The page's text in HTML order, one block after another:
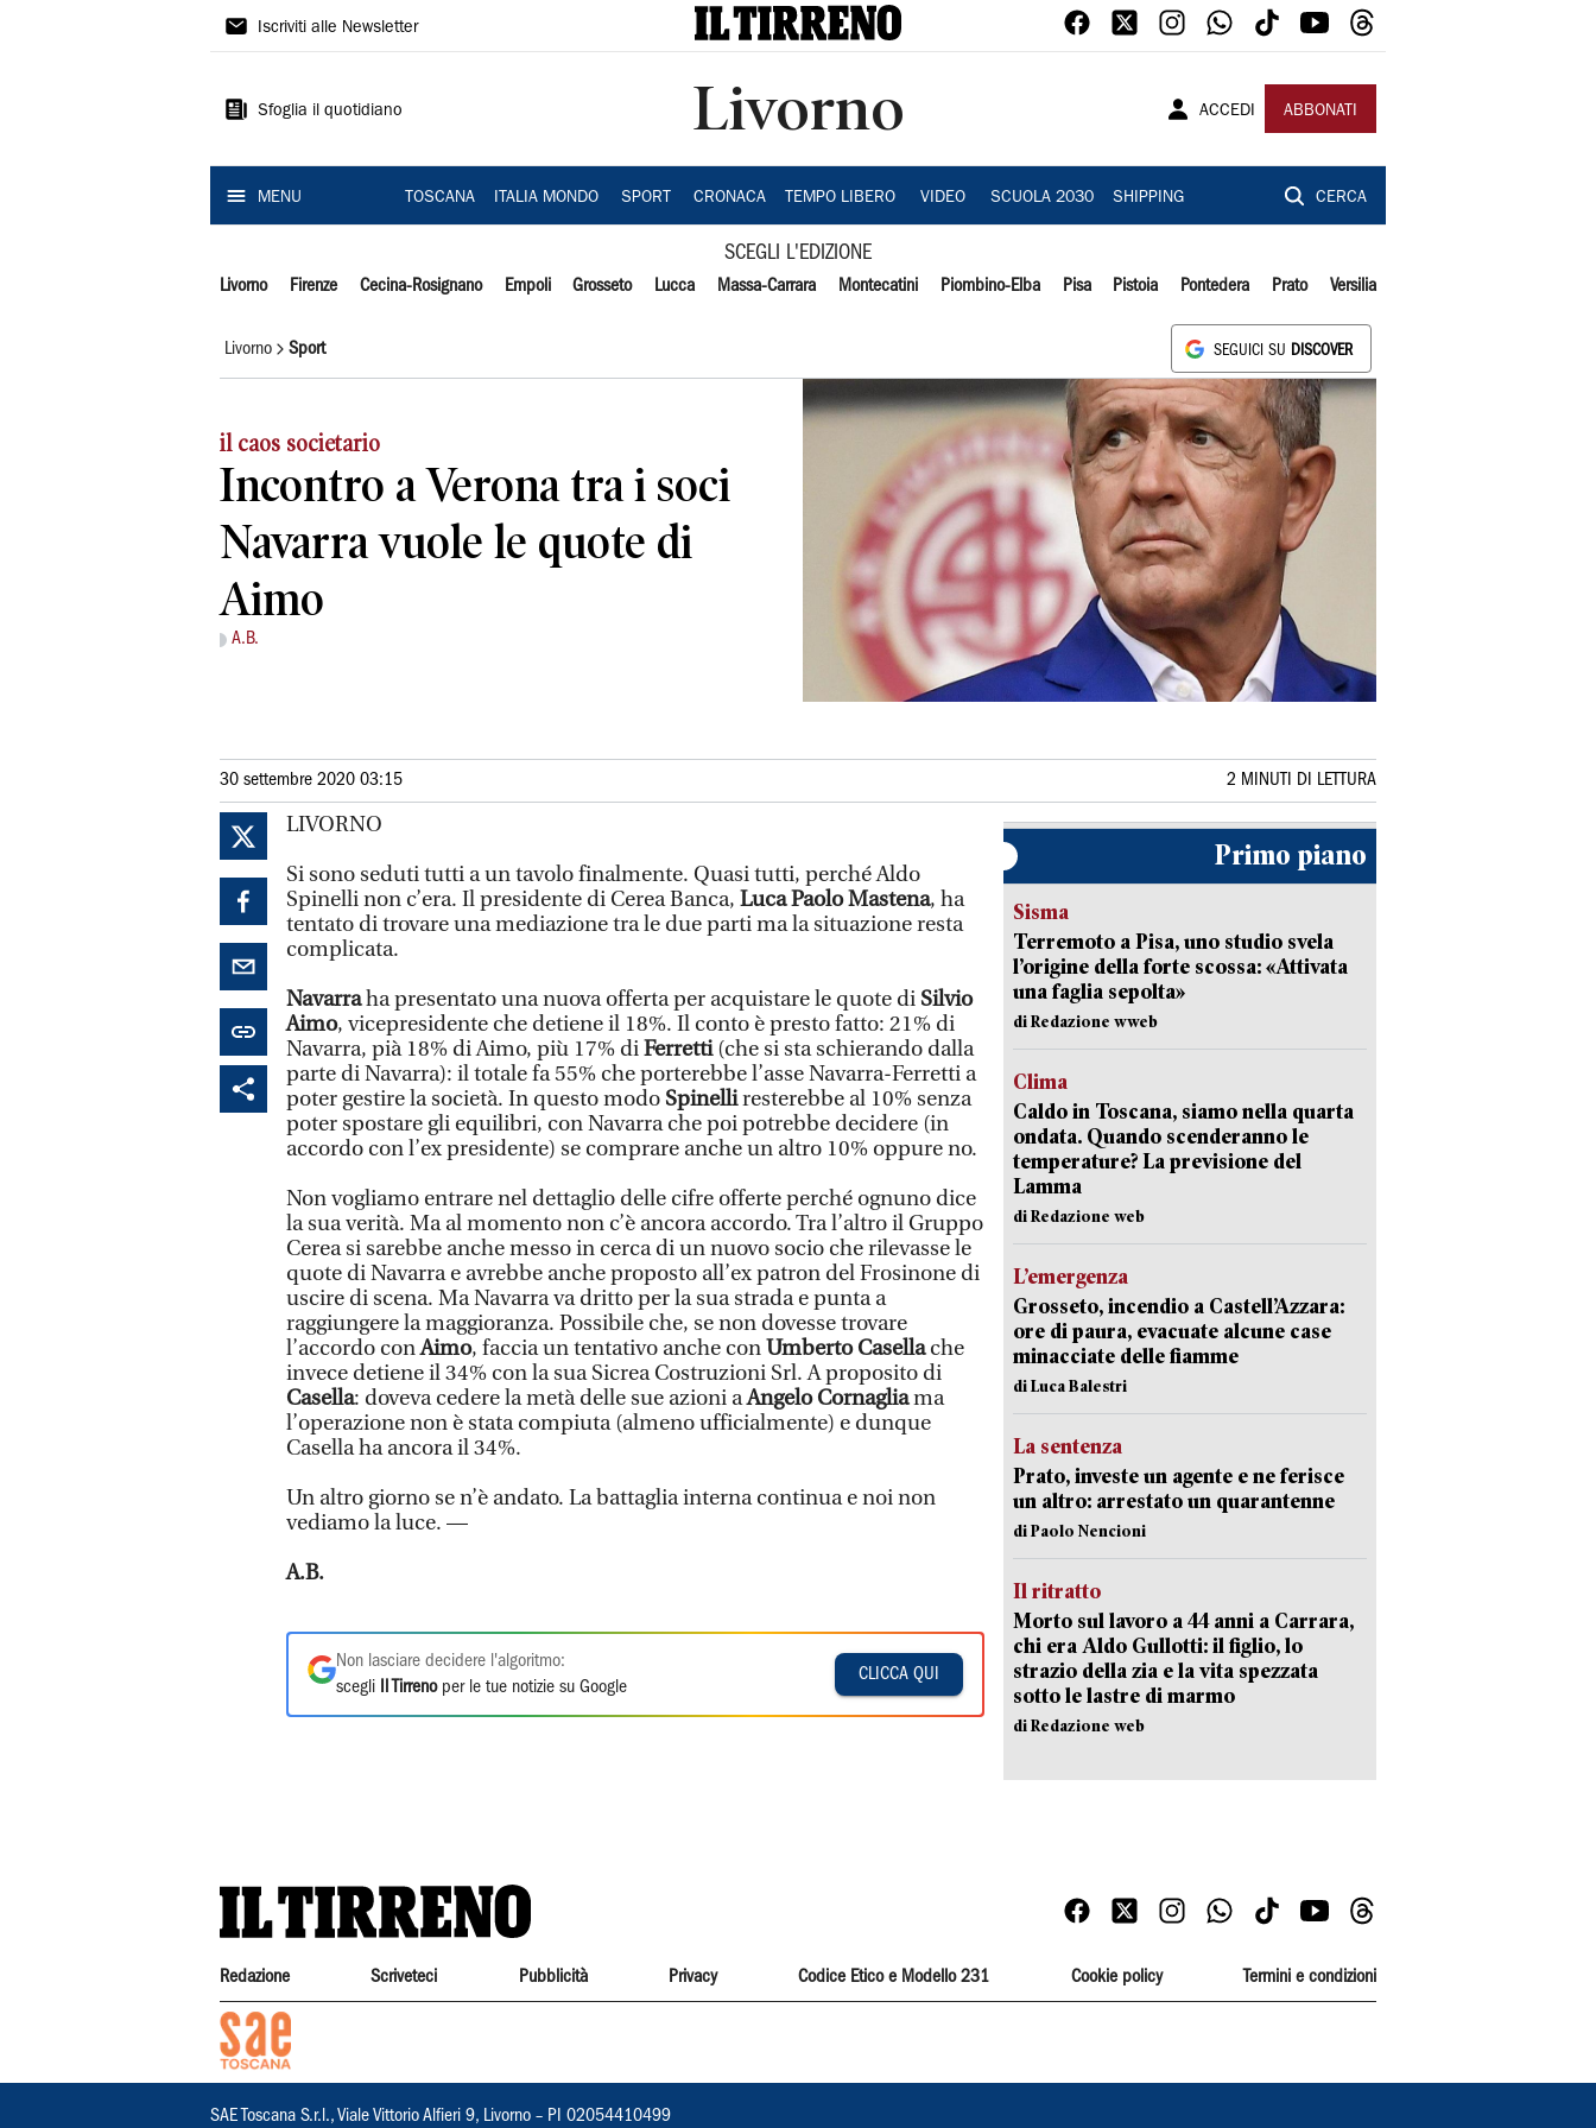
Il
Iscriviti alle Newsletter
Sfoglia il quotidiano Livorno ACCEDI ABBONATI
MENU TOSCANA ITALIA MONDO SPORT CRONACA TEMPO LIBERO VIDEO SCUOLA 2030 SHIPPING CERCA
SCEGLI L'EDIZIONE
Livorno Firenze Cecina-Rosignano Empoli Grosseto Lucca Massa-Carrara Montecatini Piombino-Elba Pisa Pistoia Pontedera Prato Versilia
Livorno Sport SEGUICI SU DISCOVER
il caos societario
Incontro a Verona tra i soci
Navarra vuole le quote di
Aimo
A.B.
30 settembre 2020 03:15 2 MINUTI DI LETTURA
LIVORNO
Si sono seduti tutti a un tavolo finalmente. Quasi tutti, perché Aldo
Spinelli non c’era. Il presidente di Cerea Banca, Luca Paolo Mastena, ha
tentato di trovare una mediazione tra le due parti ma la situazione resta
complicata.
Navarraha presentato una nuova offerta per acquistare le quote di Silvio
Aimo, vicepresidente che detiene il 18%. Il conto è presto fatto: 21% di
Navarra, pià 18% di Aimo, più 17% diFerretti(che si sta schierando dalla
parte di Navarra): il totale fa 55% che porterebbe l’asse Navarra-Ferretti a
poter gestire la società. In questo modo Spinelliresterebbe al 10% senza
poter spostare gli equilibri, con Navarra che poi potrebbe decidere (in
accordo con l’ex presidente) se comprare anche un altro 10% oppure no.
Non vogliamo entrare nel dettaglio delle cifre offerte perché ognuno dice
la sua verità. Ma al momento non c’è ancora accordo. Tra l’altro il Gruppo
Cerea si sarebbe anche messo in cerca di un nuovo socio che rilevasse le
quote di Navarra e avrebbe anche proposto all’ex patron del Frosinone di
uscire di scena. Ma Navarra va dritto per la sua strada e punta a
raggiungere la maggioranza. Possibile che, se non dovesse trovare
l’accordo conAimo, faccia un tentativo anche conUmberto Casellache
invece detiene il 34% con la sua Sicrea Costruzioni Srl. A proposito di
Casella: doveva cedere la metà delle sue azioni aAngelo Cornagliama
l’operazione non è stata compiuta (almeno ufficialmente) e dunque
Casella ha ancora il 34%.
Un altro giorno se n’è andato. La battaglia interna continua e noi non
vediamo la luce. —
A.B.
Non lasciare decidere l'algoritmo:
scegli
Il Tirrenoper le tue notizie su Google
CLICCA QUI
Primo piano
Sisma
Terremoto a Pisa, uno studio svela
l’origine della forte scossa: «Attivata
una faglia sepolta»
di Redazione wweb
Clima
Caldo in Toscana, siamo nella quarta
ondata. Quando scenderanno le
temperature? La previsione del
Lamma
di Redazione web
L’emergenza
Grosseto, incendio a Castell’Azzara:
ore di paura, evacuate alcune case
minacciate delle fiamme
di Luca Balestri
La sentenza
Prato, investe un agente e ne ferisce
un altro: arrestato un quarantenne
di Paolo Nencioni
Il ritratto
Morto sul lavoro a 44 anni a Carrara,
chi era Aldo Gullotti: il figlio, lo
strazio della zia e la vita spezzata
sotto le lastre di marmo
di Redazione web
Redazione Scriveteci Pubblicità Privacy Codice Etico e Modello 231 Cookie policy Termini e condizioni
SAE Toscana S.r.l., Viale Vittorio Alfieri 9, Livorno – PI 02054410499